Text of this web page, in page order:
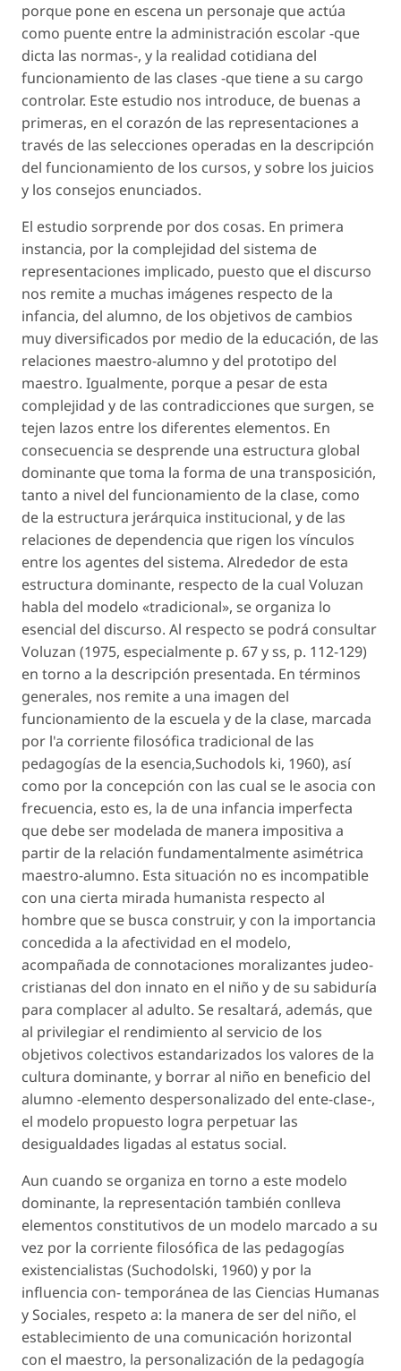
porque pone en escena un personaje que actúa
como puente entre la administración escolar -que
dicta las normas-, y la realidad cotidiana del
funcionamiento de las clases -que tiene a su cargo
controlar. Este estudio nos introduce, de buenas a
primeras, en el corazón de las representaciones a
través de las selecciones operadas en la descripción
del funcionamiento de los cursos, y sobre los juicios
y los consejos enunciados.
El estudio sorprende por dos cosas. En primera
instancia, por la complejidad del sistema de
representaciones implicado, puesto que el discurso
nos remite a muchas imágenes respecto de la
infancia, del alumno, de los objetivos de cambios
muy diversificados por medio de la educación, de las
relaciones maestro-alumno y del prototipo del
maestro. Igualmente, porque a pesar de esta
complejidad y de las contradicciones que surgen, se
tejen lazos entre los diferentes elementos. En
consecuencia se desprende una estructura global
dominante que toma la forma de una transposición,
tanto a nivel del funcionamiento de la clase, como
de la estructura jerárquica institucional, y de las
relaciones de dependencia que rigen los vínculos
entre los agentes del sistema. Alrededor de esta
estructura dominante, respecto de la cual Voluzan
habla del modelo «tradicional», se organiza lo
esencial del discurso. Al respecto se podrá consultar
Voluzan (1975, especialmente p. 67 y ss, p. 112-129)
en torno a la descripción presentada. En términos
generales, nos remite a una imagen del
funcionamiento de la escuela y de la clase, marcada
por l'a corriente filosófica tradicional de las
pedagogías de la esencia,Suchodols ki, 1960), así
como por la concepción con las cual se le asocia con
frecuencia, esto es, la de una infancia imperfecta
que debe ser modelada de manera impositiva a
partir de la relación fundamentalmente asimétrica
maestro-alumno. Esta situación no es incompatible
con una cierta mirada humanista respecto al
hombre que se busca construir, y con la importancia
concedida a la afectividad en el modelo,
acompañada de connotaciones moralizantes judeo-
cristianas del don innato en el niño y de su sabiduría
para complacer al adulto. Se resaltará, además, que
al privilegiar el rendimiento al servicio de los
objetivos colectivos estandarizados los valores de la
cultura dominante, y borrar al niño en beneficio del
alumno -elemento despersonalizado del ente-clase-,
el modelo propuesto logra perpetuar las
desigualdades ligadas al estatus social.
Aun cuando se organiza en torno a este modelo
dominante, la representación también conlleva
elementos constitutivos de un modelo marcado a su
vez por la corriente filosófica de las pedagogías
existencialistas (Suchodolski, 1960) y por la
influencia con- temporánea de las Ciencias Humanas
y Sociales, respeto a: la manera de ser del niño, el
establecimiento de una comunicación horizontal
con el maestro, la personalización de la pedagogía